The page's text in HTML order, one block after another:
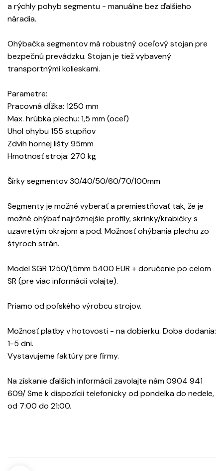
a rýchly pohyb segmentu - manuálne bez ďalšieho
náradia.
Ohýbačka segmentov má robustný oceľový stojan pre
bezpečnú prevádzku. Stojan je tiež vybavený
transportnými kolieskami.
Parametre:
Pracovná dĺžka: 1250 mm
Max. hrúbka plechu: 1,5 mm (oceľ)
Uhol ohybu 155 stupňov
Zdvih hornej lišty 95mm
Hmotnosť stroja: 270 kg
Šírky segmentov 30/40/50/60/70/100mm
Segmenty je možné vyberať a premiestňovať tak, že je
možné ohýbať najrôznejšie profily, skrinky/krabičky s
uzavretým okrajom a pod. Možnosť ohýbania plechu zo
štyroch strán.
Model SGR 1250/1,5mm 5400 EUR + doručenie po celom
SR (pre viac informácií volajte).
Priamo od poľského výrobcu strojov.
Možnosť platby v hotovosti - na dobierku. Doba dodania:
1-5 dni.
Vystavujeme faktúry pre firmy.
Na získanie ďalších informácií zavolajte nám 0904 941
609/ Sme k dispozícii telefonicky od pondelka do nedele,
od 7:00 do 21:00.